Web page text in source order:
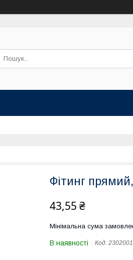
Фітинг
43,55 ₴
Мінімальна сума
В наявності Код: 2302001